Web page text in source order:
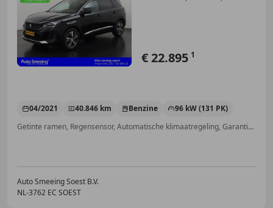
€ 22.895 1
04/2021 40.846 km Benzine
96 kW (131 PK)
Getinte ramen, Regensensor, Automatische klimaatregeling, Garantie, Parkeerhulp voor, Lendensteun, Dakrails, Alarm
Auto Smeeing Soest B.V.
NL-3762 EC SOEST